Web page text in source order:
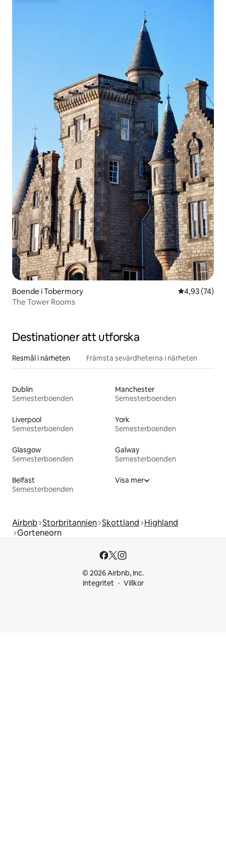
Boende i Tobermory 4,93 av 5 i
4,93 (74)
The Tower Rooms
Destinationer att utforska
Resmål i närheten Främsta sevärdheterna i närheten
Dublin
Semesterboenden
Manchester
Semesterboenden
Liverpool
Semesterboenden
York
Semesterboenden
Glasgow
Semesterboenden
Galway
Semesterboenden
Belfast
Semesterboenden
Visa mer
Airbnb Storbritannien Skottland Highland
Gorteneorn
© 2026 Airbnb, Inc.
Integritet
Villkor